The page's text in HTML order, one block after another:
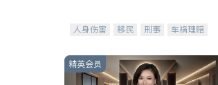
人身伤害 移民 刑事
车祸理赔
商标注册
索赔 律师-其它 保释
精英会员